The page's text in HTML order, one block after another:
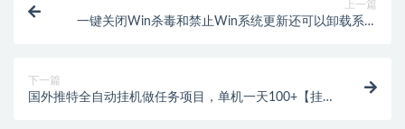
上一篇
一键关闭Win杀毒和禁止Win系统更新还可以卸载系统
下一篇
国外推特全自动挂机做任务项目，单机一天100+【挂机